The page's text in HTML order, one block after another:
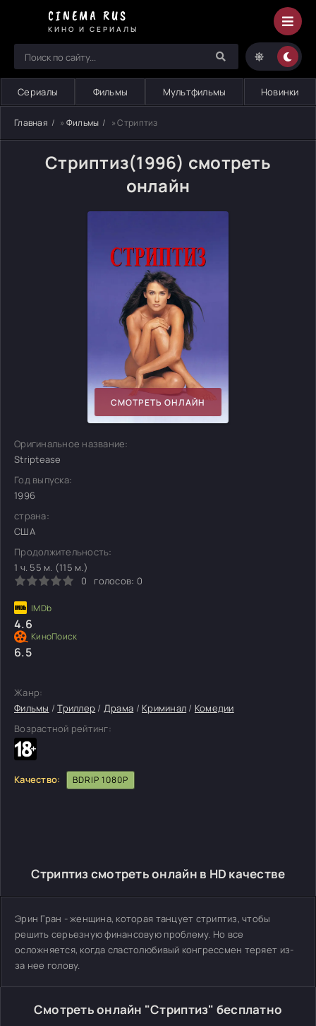
CINEMA RUS
КИНО И СЕРИАЛЫ
Сериалы Фильмы Мультфильмы Новинки
Главная » Фильмы » Стриптиз
Стриптиз(1996) смотреть
онлайн
СМОТРЕТЬ ОНЛАЙН
Оригинальное название:
Striptease
Год выпуска:
1996
страна:
США
Продолжительность:
1 ч. 55 м. (115 м.)
0
голосов: 0
4.6
6.5
Жанр:
Фильмы /Триллер / Драма / Криминал / Комедии
Возрастной рейтинг:
Качество: BDRIP 1080P
Стриптиз смотреть онлайн в HD качестве
Эрин Гран - женщина, которая танцует стриптиз, чтобы
решить серьезную финансовую проблему. Но все
осложняется, когда сластолюбивый конгрессмен теряет из-
за нее голову.
Смотреть онлайн "Стриптиз" бесплатно